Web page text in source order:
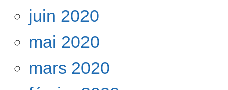
juin 2020
mai 2020
mars 2020